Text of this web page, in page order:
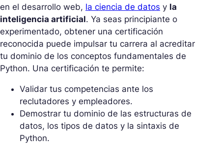
en el desarrollo web, la ciencia de datos y la
inteligencia artificial. Ya seas principiante o
experimentado, obtener una certificación
reconocida puede impulsar tu carrera al acreditar
tu dominio de los conceptos fundamentales de
Python. Una certificación te permite:
Validar tus competencias ante los
reclutadores y empleadores.
Demostrar tu dominio de las estructuras de
datos, los tipos de datos y la sintaxis de
Python.